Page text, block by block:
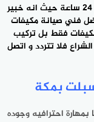
كما أنه يصل العميل بسرعة كبيرة جدا يوفر دعم 24 ساعة حيث انه خبير
فني صيانة مكيفات
فقط بلتركيب
فلا تتردد و اتصل
بمكة
احترافيه وجوده